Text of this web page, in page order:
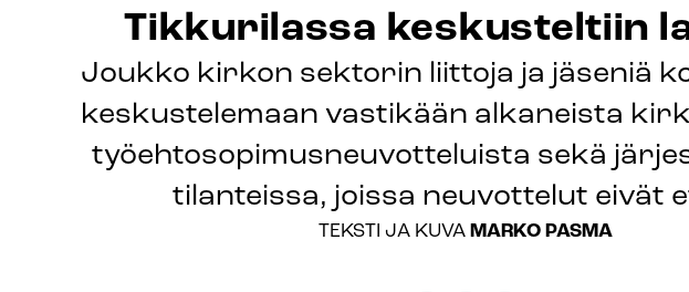
Tikkurilassa keskusteltiin
Joukko kirkon sektorin liittoja ja jäseniä
keskustelemaan vastikään alkaneista
työehtosopimusneuvotteluista sekä
tilanteissa, joissa neuvottelut eivät
TEKSTI JA KUVAMARKO PASMA